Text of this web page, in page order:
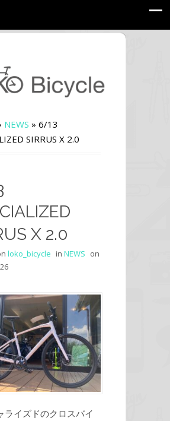
NEWS » 6/13
SIRRUS X 2.0
X 2.0
loko_bicycle in NEWS on
ライズドのクロスバイ